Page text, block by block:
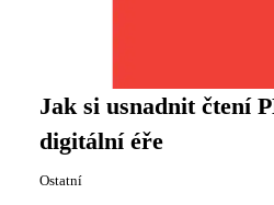
Jak si usnadnit čtení
digitální éře
Ostatní